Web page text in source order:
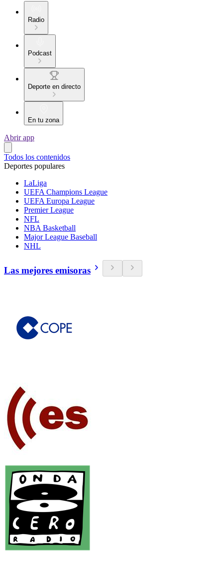
Radio
Podcast
Deporte en directo
En tu zona
Abrir app
Todos los contenidos
Deportes populares
LaLiga
UEFA Champions League
UEFA Europa League
Premier League
NFL
NBA Basketball
Major League Baseball
NHL
Las mejores emisoras